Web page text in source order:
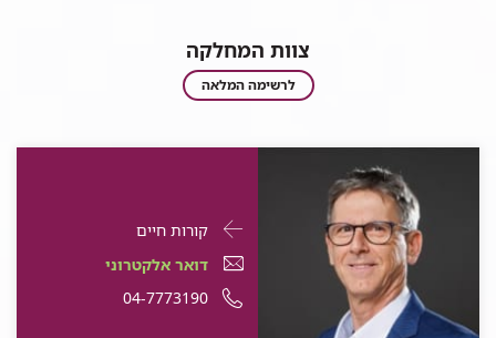
צוות המחלקה
צוות
המחלקה
לרשימה המלאה
פרטי
התקשרות
עבור
פרופ'
קורות חייםעבור
פרופ'
דוד
דואר
אלקטרוני
דואר אלקטרוני
מספר
04-7773190